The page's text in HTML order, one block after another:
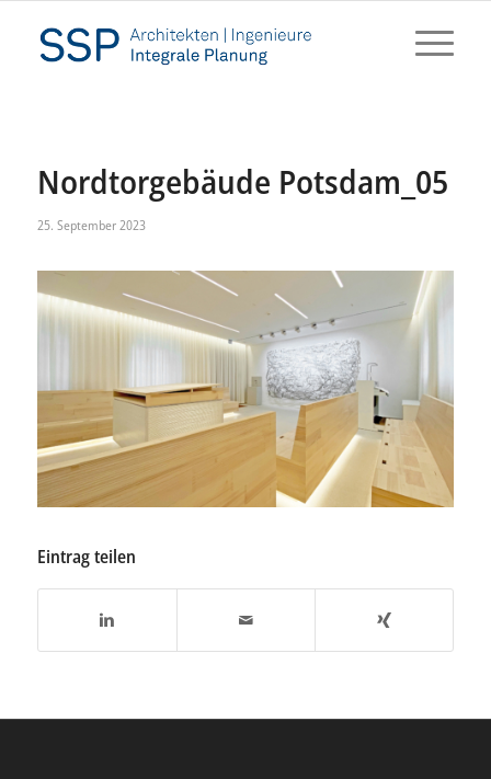
Nordtorgebäude Potsdam_05
25. September 2023
Eintrag teilen